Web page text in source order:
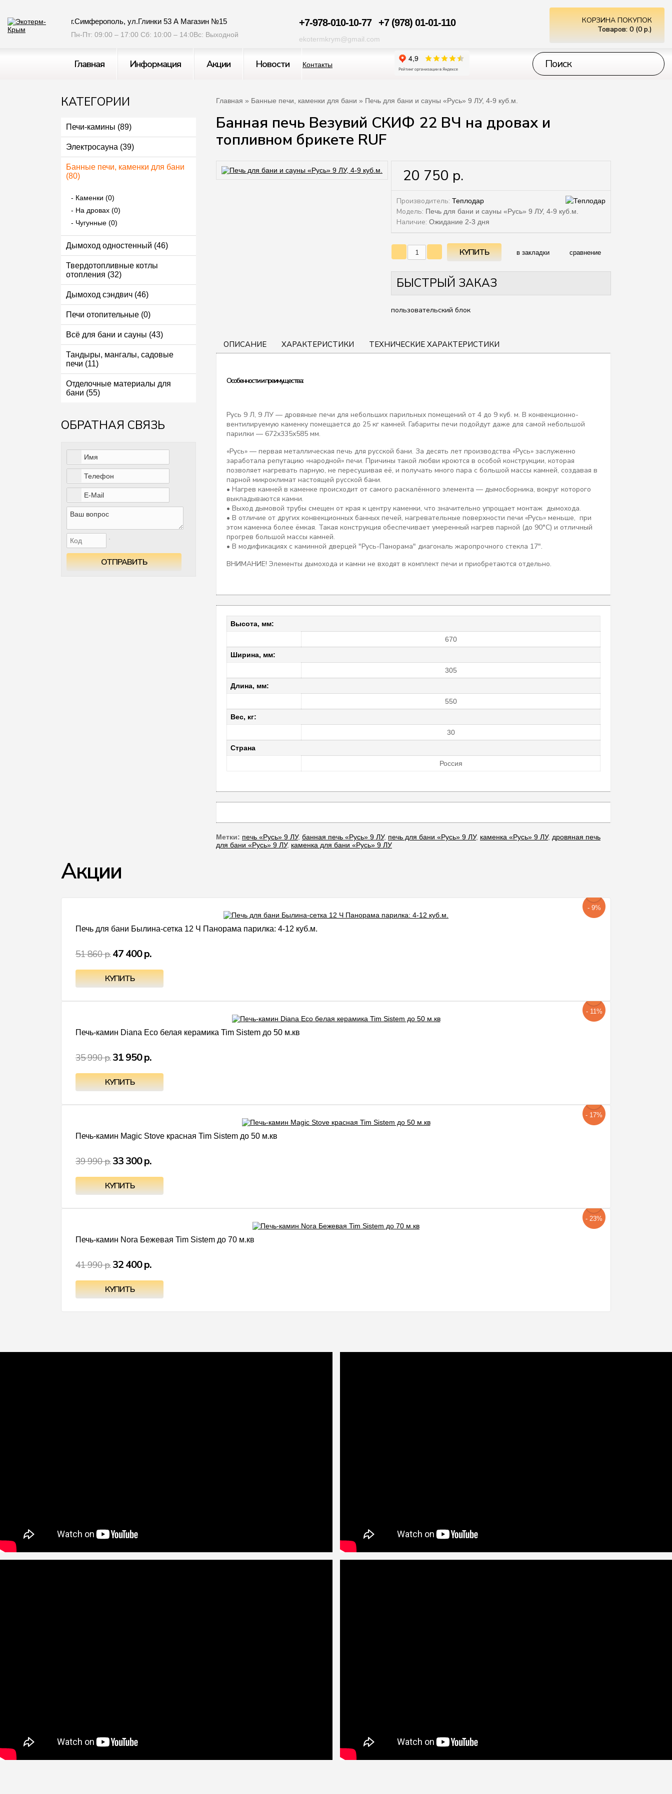
г.Симферополь, ул.Глинки 53 А Магазин №15
Пн-Пт: 09:00 – 17:00 Сб: 10:00 – 14:0Вс: Выходной
+7-978-010-10-77 +7 (978) 01-01-110
ekotermkrym@gmail.com
КОРЗИНА ПОКУПОК
Товаров: 0 (0 р.)
Главная Информация Акции Новости Контакты
КАТЕГОРИИ
Печи-камины (89)
Электросауна (39)
Банные печи, каменки для бани
(80)
Каменки (0)
На дровах (0)
Чугунные (0)
Дымоход одностенный (46)
Твердотопливные котлы
отопления (32)
Дымоход сэндвич (46)
Печи отопительные (0)
Всё для бани и сауны (43)
Тандыры, мангалы, садовые
печи (11)
Отделочные материалы для
бани (55)
ОБРАТНАЯ СВЯЗЬ
ОТПРАВИТЬ
Главная » Банные печи, каменки для бани » Печь для бани и сауны «Русь» 9 ЛУ, 4-9 куб.м.
Банная печь Везувий СКИФ 22 ВЧ на дровах и
топливном брикете RUF
20 750 р.
Производитель: Теплодар
Модель: Печь для бани и сауны «Русь» 9 ЛУ, 4-9 куб.м.
Наличие: Ожидание 2-3 дня
в закладки сравнение
БЫСТРЫЙ ЗАКАЗ
пользовательский блок
ОПИСАНИЕ ХАРАКТЕРИСТИКИ ТЕХНИЧЕСКИЕ ХАРАКТЕРИСТИКИ
Особенности и преимущества:
Русь 9 Л, 9 ЛУ — дровяные печи для небольших парильных помещений от 4 до 9 куб. м. В конвекционно-
вентилируемую каменку помещается до 25 кг камней. Габариты печи подойдут даже для самой небольшой
парилки — 672х335х585 мм.
«Русь» — первая металлическая печь для русской бани. За десять лет производства «Русь» заслуженно
заработала репутацию «народной» печи. Причины такой любви кроются в особой конструкции, которая
позволяет нагревать парную, не пересушивая её, и получать много пара с большой массы камней, создавая в
парной микроклимат настоящей русской бани.
• Нагрев камней в каменке происходит от самого раскалённого элемента — дымосборника, вокруг которого
выкладываются камни.
• Выход дымовой трубы смещен от края к центру каменки, что значительно упрощает монтаж дымохода.
• В отличие от других конвекционных банных печей, нагревательные поверхности печи «Русь» меньше, при
этом каменка более ёмкая. Такая конструкция обеспечивает умеренный нагрев парной (до 90°С) и отличный
прогрев большой массы камней.
• В модификациях с каминной дверцей "Русь-Панорама" диагональ жаропрочного стекла 17".
ВНИМАНИЕ! Элементы дымохода и камни не входят в комплект печи и приобретаются отдельно.
Высота, мм:
670
Ширина, мм:
305
Длина, мм:
550
Вес, кг:
30
Страна
Россия
Метки: печь «Русь» 9 ЛУ, банная печь «Русь» 9 ЛУ, печь для бани «Русь» 9 ЛУ, каменка «Русь» 9 ЛУ, дровяная печь
для бани «Русь» 9 ЛУ, каменка для бани «Русь» 9 ЛУ
Акции
- 9%
Печь для бани Былина-сетка 12 Ч Панорама парилка: 4-12 куб.м.
51 860 р. 47 400 р.
- 11%
Печь-камин Diana Eco белая керамика Tim Sistem до 50 м.кв
35 990 р. 31 950 р.
- 17%
Печь-камин Magic Stove красная Tim Sistem до 50 м.кв
39 990 р. 33 300 р.
- 23%
Печь-камин Nora Бежевая Tim Sistem до 70 м.кв
41 990 р. 32 400 р.